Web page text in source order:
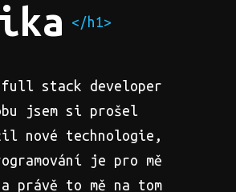
</h1>
full stack developer
jsem si prošel
nové technologie,
je pro mě
právě to mě na tom